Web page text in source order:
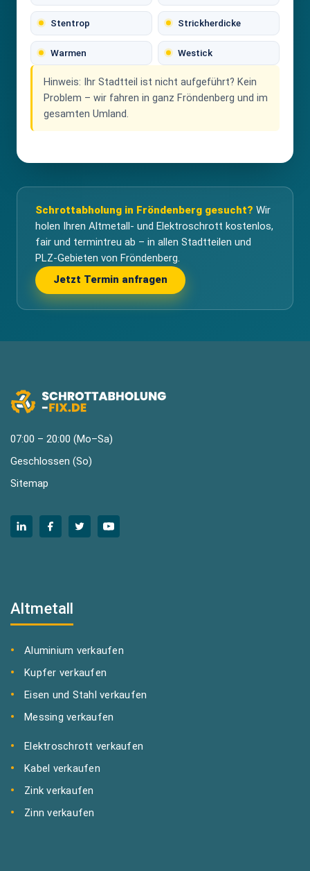
Stentrop Strickherdicke
Warmen Westick
Hinweis: Ihr Stadtteil ist nicht aufgeführt? Kein
Problem – wir fahren in ganz Fröndenberg und im
gesamten Umland.
Schrottabholung in Fröndenberg gesucht? Wir
holen Ihren Altmetall- und Elektroschrott kostenlos,
fair und termintreu ab – in allen Stadtteilen und
PLZ-Gebieten von Fröndenberg.
Jetzt Termin anfragen
07:00 – 20:00 (Mo–Sa)
Geschlossen (So)
Sitemap
Altmetall
Aluminium verkaufen
Kupfer verkaufen
Eisen und Stahl verkaufen
Messing verkaufen
Elektroschrott verkaufen
Kabel verkaufen
Zink verkaufen
Zinn verkaufen